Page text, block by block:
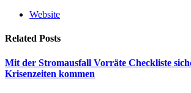
Website
Related Posts
Mit der Stromausfall Vorräte Checkliste
Krisenzeiten kommen